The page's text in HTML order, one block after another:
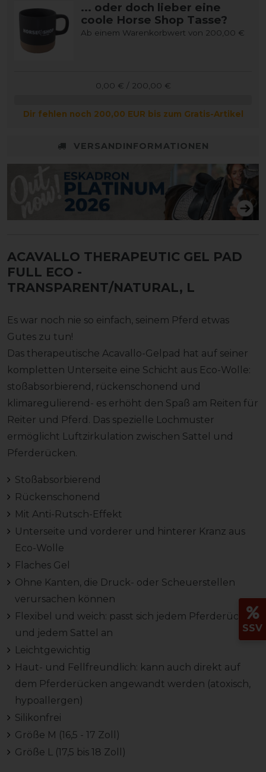
... oder doch lieber eine
coole Horse Shop Tasse?
Ab einem Warenkorbwert von 200,00 €
0,00 € / 200,00 €
Dir fehlen noch 200,00 EUR bis zum Gratis-Artikel
VERSANDINFORMATIONEN
ACAVALLO THERAPEUTIC GEL PAD
FULL ECO -
TRANSPARENT/NATURAL, L
Es war noch nie so einfach, seinem Pferd etwas
Gutes zu tun!
Das therapeutische Acavallo-Gelpad hat auf seiner
kompletten Unterseite eine Schicht aus Eco-Wolle:
stoßabsorbierend, rückenschonend und
klimaregulierend- es erhöht den Spaß am Reiten für
Reiter und Pferd. Das spezielle Lochmuster
ermöglicht Luftzirkulation zwischen Sattel und
Pferderücken.
Stoßabsorbierend
Rückenschonend
Mit Anti-Rutsch-Effekt
Unterseite und vorderer und hinterer Kranz aus
Eco-Wolle
Flaches Gel
Ohne Kanten, die Druck- oder Scheuerstellen
verursachen können
Flexibel und weich: passt sich jedem Pferderücken
und jedem Sattel an
Leichtgewichtig
Haut- und Fellfreundlich: kann auch direkt auf
dem Pferderücken angewandt werden (atoxisch,
hypoallergen)
Silikonfrei
Größe M (16,5 - 17 Zoll)
Größe L (17,5 bis 18 Zoll)
SSV